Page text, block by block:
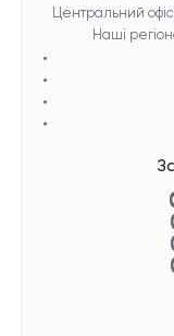
Центральний
Наші